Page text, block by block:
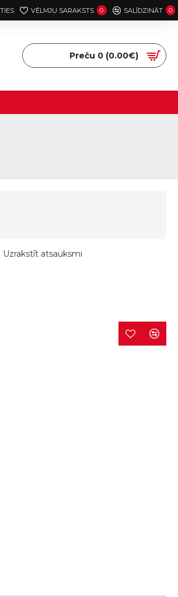
VĒLMJU SARAKSTS 0 SALĪDZINĀT 0
Preču 0 (0.00€)
Uzrakstīt atsauksmi